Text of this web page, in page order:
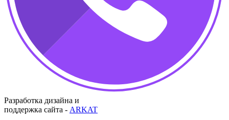
Разработка дизайна и
поддержка сайта - ARKAT